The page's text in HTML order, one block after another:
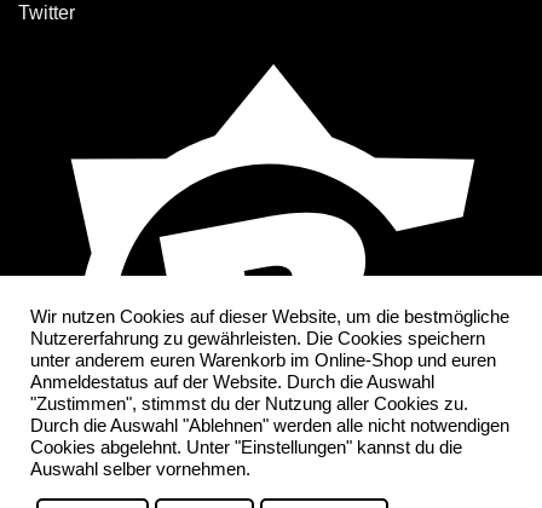
Twitter
Wir nutzen Cookies auf dieser Website, um die bestmögliche
Nutzererfahrung zu gewährleisten. Die Cookies speichern
unter anderem euren Warenkorb im Online-Shop und euren
Anmeldestatus auf der Website. Durch die Auswahl
"Zustimmen", stimmst du der Nutzung aller Cookies zu.
Durch die Auswahl "Ablehnen" werden alle nicht notwendigen
Cookies abgelehnt. Unter "Einstellungen" kannst du die
Auswahl selber vornehmen.